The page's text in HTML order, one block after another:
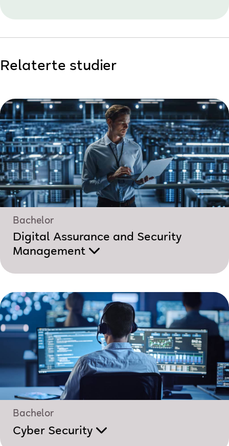
Relaterte studier
Bachelor
Digital Assurance and Security
Management
Bachelor
Cyber Security